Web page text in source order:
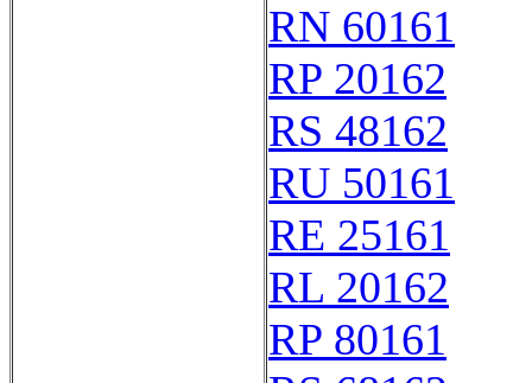
RN 60161
RP 20162
RS 48162
RU 50161
RE 25161
RL 20162
RP 80161